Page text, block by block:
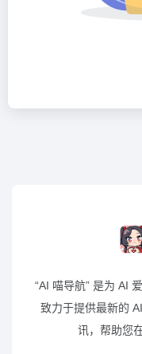
“AI 喵导航” 是为 AI
致力于提供最新的
讯，帮助您